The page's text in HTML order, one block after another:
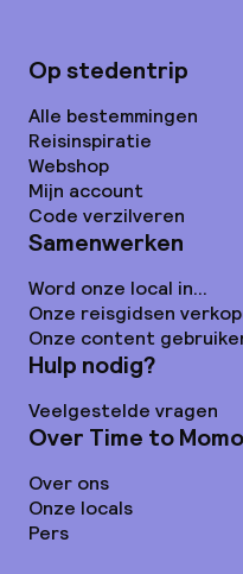
Op stedentrip
Alle bestemmingen
Reisinspiratie
Webshop
Mijn account
Code verzilveren
Samenwerken
Word onze local in...
Onze reisgidsen
Onze content
Hulp nodig?
Veelgestelde vragen
Over Time to Momo
Over ons
Onze locals
Pers